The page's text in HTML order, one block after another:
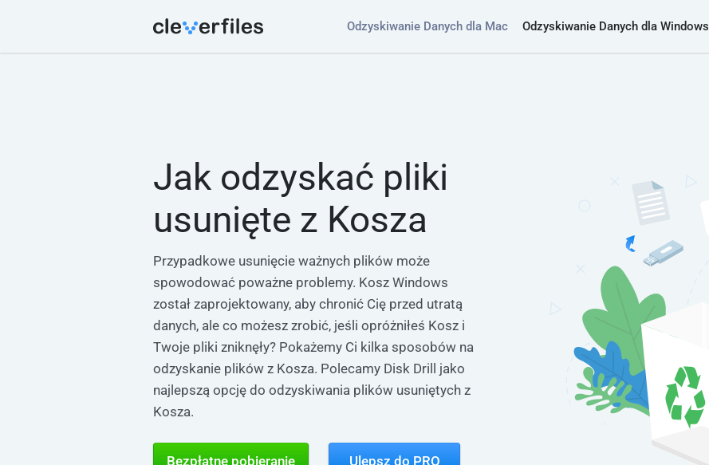
Odzyskiwanie Danych dla Mac Odzyskiwanie Danych dla Windows
Jak odzyskać pliki
usunięte z Kosza
Przypadkowe usunięcie ważnych plików może
spowodować poważne problemy. Kosz Windows
został zaprojektowany, aby chronić Cię przed utratą
danych, ale co możesz zrobić, jeśli opróżniłeś Kosz i
Twoje pliki zniknęły? Pokażemy Ci kilka sposobów na
odzyskanie plików z Kosza. Polecamy Disk Drill jako
najlepszą opcję do odzyskiwania plików usuniętych z
Kosza.
Bezpłatne pobieranie Ulepsz do PRO